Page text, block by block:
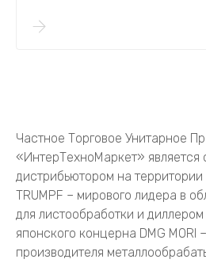
Частное Торговое Унитарное
«ИнтерТехноМаркет» является
дистрибьютором на
TRUMPF – мирового лидера в
для листообработки и
японского концерна DMG MORI
производителя